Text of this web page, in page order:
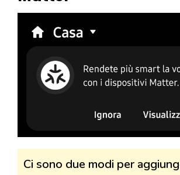
Ci sono due modi per